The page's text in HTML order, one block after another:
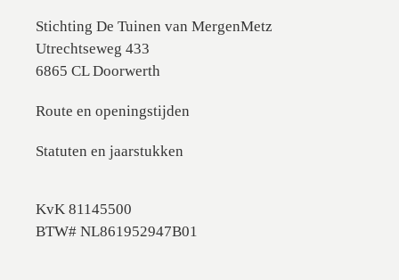
Stichting De Tuinen van MergenMetz
Utrechtseweg 433
6865 CL Doorwerth
Route en openingstijden
Statuten en jaarstukken
KvK 81145500
BTW# NL861952947B01